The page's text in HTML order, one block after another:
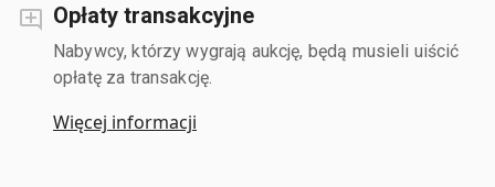
Opłaty transakcyjne
Nabywcy, którzy wygrają aukcję, będą musieli uiścić
opłatę za transakcję.
Więcej informacji